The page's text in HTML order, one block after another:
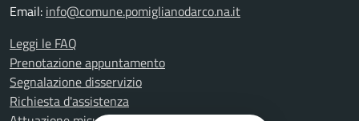
Email: info@comune.pomiglianodarco.na.it
Leggi le FAQ
Prenotazione appuntamento
Segnalazione disservizio
Richiesta d'assistenza